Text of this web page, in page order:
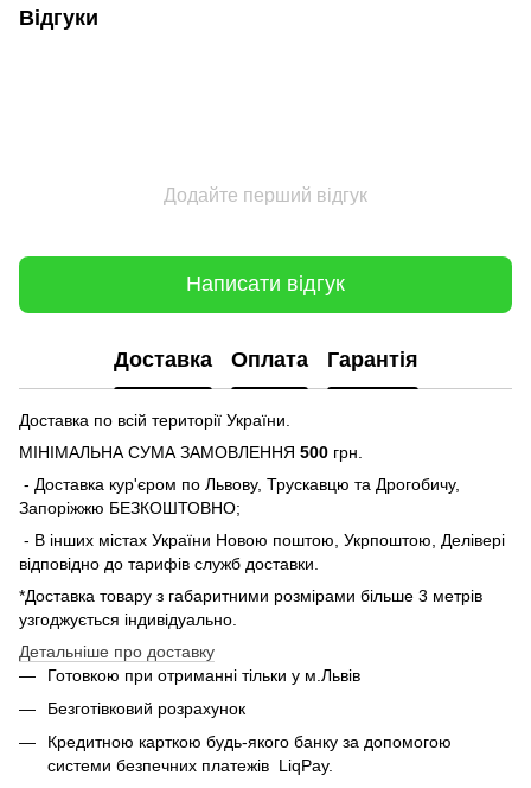
Відгуки
Додайте перший відгук
Написати відгук
Доставка Оплата Гарантія
Доставка по всій території України.
МІНІМАЛЬНА СУМА ЗАМОВЛЕННЯ 500 грн.
- Доставка кур'єром по Львову, Трускавцю та Дрогобичу,
Запоріжжю БЕЗКОШТОВНО;
- В інших містах України Новою поштою, Укрпоштою, Делівері
відповідно до тарифів служб доставки.
*Доставка товару з габаритними розмірами більше 3 метрів
узгоджується індивідуально.
Детальніше про доставку
Готовкою при отриманні тільки у м.Львів
Безготівковий розрахунок
Кредитною карткою будь-якого банку за допомогою
системи безпечних платежів LiqPay.